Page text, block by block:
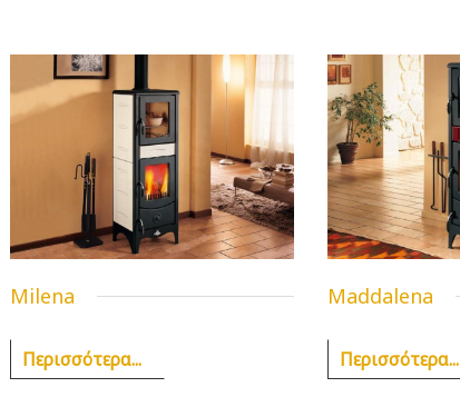
Milena
Περισσότερα...
Maddalena
Περισσότερα...